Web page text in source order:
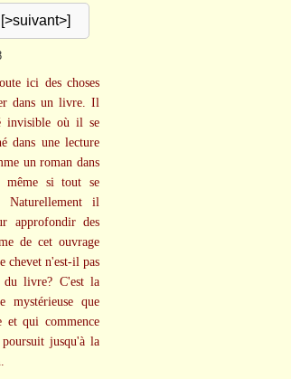
[>suivant>]
ici des choses
dans un livre. Il
invisible où il se
dans une lecture
un roman dans
même si tout se
il
approfondir des
de cet ouvrage
chevet n'est-il pas
livre? C'est la
mystérieuse que
et qui commence
jusqu'à la